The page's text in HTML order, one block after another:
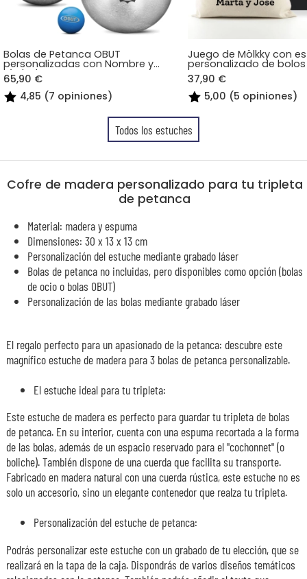
Bolas de Petanca OBUT
personalizadas con Nombre y
Símbolos
65,90 €
4,85 (7 opiniones)
Juego de Mölkky con
personalizado de
37,90 €
5,00 (5 opiniones)
Todos los estuches
Cofre de madera personalizado para tu tripleta
de petanca
Material: madera y espuma
Dimensiones: 30 x 13 x 13 cm
Personalización del estuche mediante grabado láser
Bolas de petanca no incluidas, pero disponibles como opción (bolas
de ocio o bolas OBUT)
Personalización de las bolas mediante grabado láser
El regalo perfecto para un apasionado de la petanca: descubre este
magnífico estuche de madera para 3 bolas de petanca personalizable.
El estuche ideal para tu tripleta:
Este estuche de madera es perfecto para guardar tu tripleta de bolas
de petanca. En su interior, cuenta con una espuma recortada a la forma
de las bolas, además de un espacio reservado para el "cochonnet" (o
boliche). También dispone de una cuerda que facilita su transporte.
Fabricado en madera natural con una cuerda rústica, este estuche no es
solo un accesorio, sino un elegante contenedor que realza tu tripleta.
Personalización del estuche de petanca:
Podrás personalizar este estuche con un grabado de tu elección, que se
realizará en la tapa de la caja. Dispondrás de varios diseños temáticos